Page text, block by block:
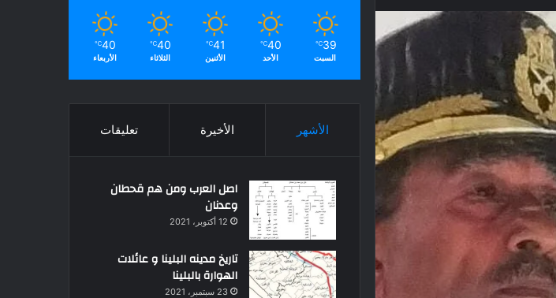
39
℃
السبت
40
℃
الأحد
41
℃
الأثنين
40
℃
الثلاثاء
40
℃
الأربعاء
الأشهر الأخيرة تعليقات
اصل العرب ومن هم قحطان
وعدنان
12 أكتوبر، 2021
تاريخ مدينه البلينا و عائلات
الهوارة بالبلينا
23 سبتمبر، 2021